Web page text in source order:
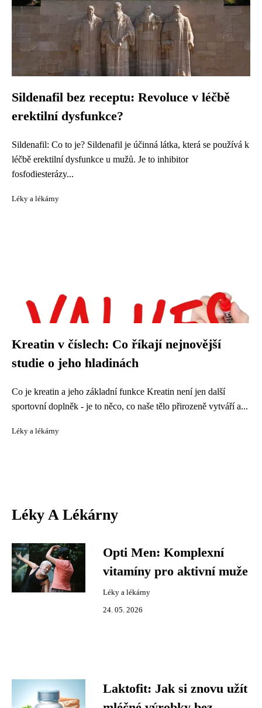
Sildenafil bez receptu: Revoluce v léčbě
erektilní dysfunkce?
Sildenafil: Co to je? Sildenafil je účinná látka, která se používá k
léčbě erektilní dysfunkce u mužů. Je to inhibitor
fosfodiesterázy...
Léky a lékárny
Kreatin v číslech: Co říkají nejnovější
studie o jeho hladinách
Co je kreatin a jeho základní funkce Kreatin není jen další
sportovní doplněk - je to něco, co naše tělo přirozeně vytváří a...
Léky a lékárny
Léky A Lékárny
Opti Men: Komplexní
vitamíny pro aktivní muže
Léky a lékárny
24. 05. 2026
Laktofit: Jak si znovu užít